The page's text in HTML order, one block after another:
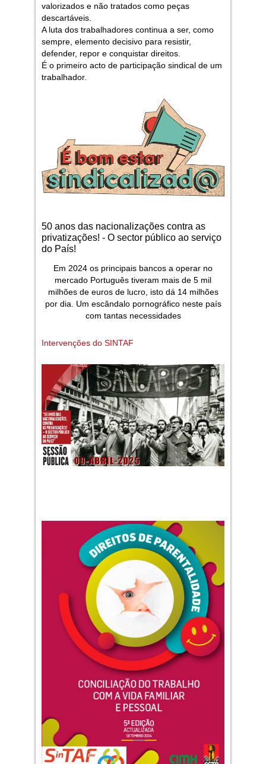
valorizados e não tratados como peças
descartáveis.
A luta dos trabalhadores continua a ser, como
sempre, elemento decisivo para resistir,
defender, repor e conquistar direitos.
É o primeiro acto de participação sindical de um
trabalhador.
50 anos das nacionalizações contra as
privatizações! - O sector público ao serviço
do País!
Em 2024 os principais bancos a operar no
mercado Português tiveram mais de 5 mil
milhões de euros de lucro, isto dá 14 milhões
por dia. Um escândalo pornográfico neste país
com tantas necessidades
Intervenções do SINTAF